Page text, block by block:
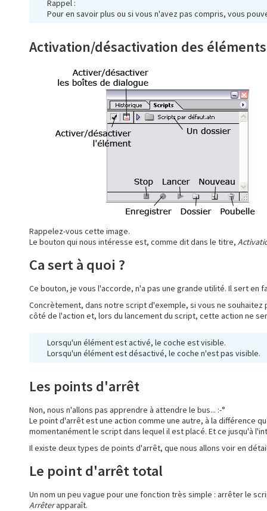
Rappel :
Pour en savoir plus ou si vous n'avez pas compris, vous
Activation/désactivation des éléments
Rappelez-vous cette image.
Le bouton qui nous intéresse est, comme dit dans le titre,
Ca sert à quoi ?
Ce bouton, je vous l'accorde, n'a pas une grande utilité. Il sert en
Concrètement, dans notre script d'exemple, si vous ne
côté de l'action et, lors du lancement du script, cette action ne
Lorsqu'un élément est activé, le coche est visible.
Lorsqu'un élément est désactivé, le coche n'est pas visible.
Les points d'arrêt
Non, nous n'allons pas apprendre à attendre le bus... :-°
Le point d'arrêt est une action comme une autre, à la différence
momentanément le script dans lequel il est placé. Et ce jusqu'à
Il existe deux types de points d'arrêt, que nous allons voir en
Le point d'arrêt total
Un nom un peu vague pour une fonction très simple : arrêter le
Arrêterapparaît.